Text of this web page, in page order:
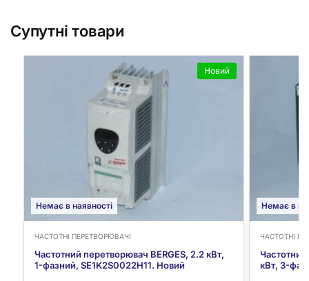
Супутні товари
Немає в наявності
Новий
ЧАСТОТНІ ПЕРЕТВОРЮВАЧІ
Частотний перетворювач BERGES, 2.2 кВт,
1-фазний, SE1K2S0022H11. Новий
Немає в
ЧАСТОТНІ
Частотний
кВт, 3-